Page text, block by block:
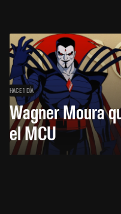
HACE 1 DÍA
Wagner Moura
el MCU